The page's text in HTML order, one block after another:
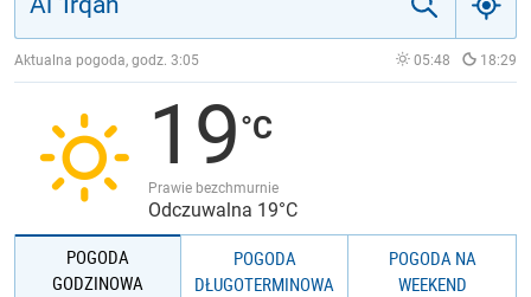
JAKOŚĆ POWIETRZA
Aktualna pogoda, godz. 3:05 05:48 18:29
19
Prawie bezchmurnie
Odczuwalna 19°C
POGODA
GODZINOWA
POGODA
DŁUGOTERMINOWA
POGODA NA
WEEKEND